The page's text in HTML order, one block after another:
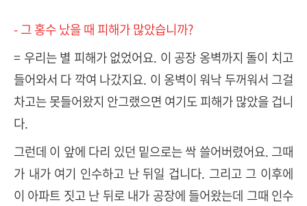
- 그 홍수 났을 때 피해가 많았습니까?
= 우리는 별 피해가 없었어요. 이 공장 옹벽까지 돌이 치고
들어와서 다 깍여 나갔지요. 이 옹벽이 워낙 두꺼워서 그걸
차고는 못들어왔지 안그랬으면 여기도 피해가 많았을 겁니
다.
그런데 이 앞에 다리 있던 밑으로는 싹 쓸어버렸어요. 그때
가 내가 여기 인수하고 난 뒤일 겁니다. 그리고 그 이후에
이 아파트 짓고 난 뒤로 내가 공장에 들어왔는데 그때 인수